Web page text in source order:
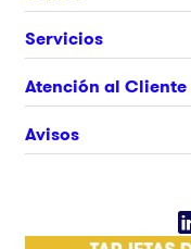
Nosotros
Únete al equipo
Servicios
Crédito Clikstore
Gift Card
Rastrea tu pedido
Atención al Cliente
¿Cómo comprar?
Facturación
Preguntas Frecuentes
Avisos
Términos y